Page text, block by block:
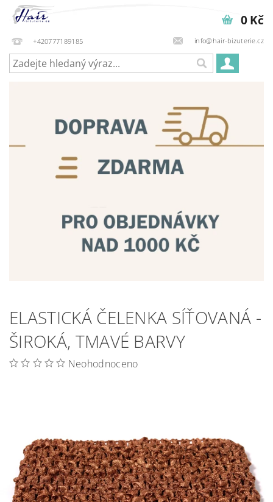
+420777189185 info@hair-bizuterie.cz
0 Kč
ELASTICKÁ ČELENKA SÍŤOVANÁ -
ŠIROKÁ, TMAVÉ BARVY
Neohodnoceno